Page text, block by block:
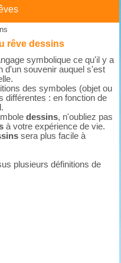
rêve dessins
symbolique ce qu'il y a
d'un souvenir auquel s'est
des symboles (objet ou
différentes : en fonction de
dessins, n'oubliez pas
à votre expérience de vie.
sera plus facile à
plusieurs définitions de